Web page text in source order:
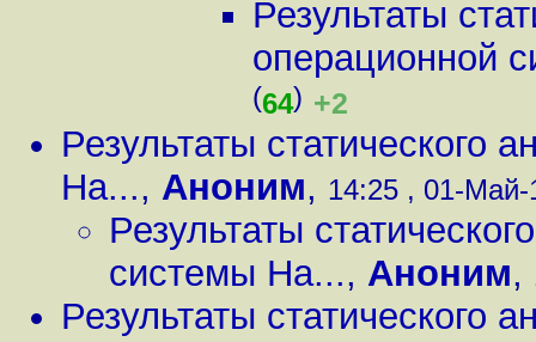
Результаты
операционной
(64) +2
Результаты статического
Ha..., Аноним, 14:25 , 01-Май-
Результаты
системы Ha..., Аноним,
Результаты статического